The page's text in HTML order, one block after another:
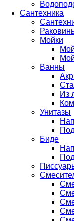
Сантехника
Мойки
Ванны
Из
Унитазы
Биде